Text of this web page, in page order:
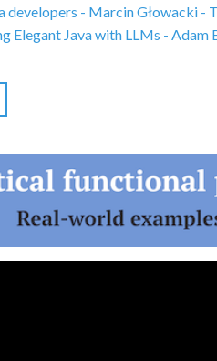
developers - Marcin Głowacki -
Elegant Java with LLMs - Adam